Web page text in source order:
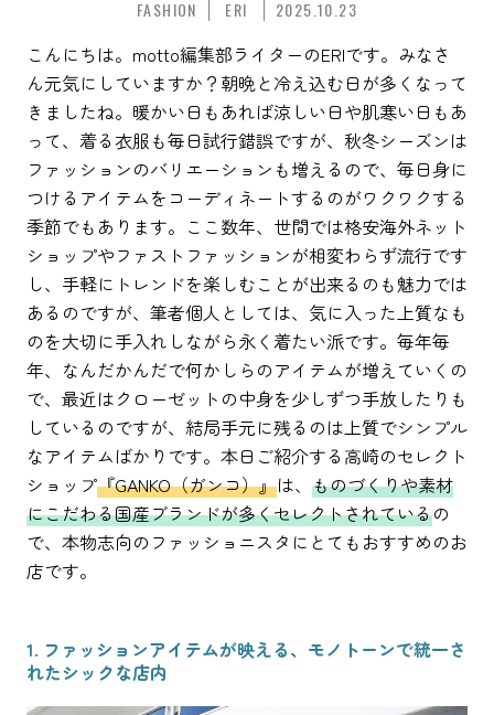
FASHION ERI 2025.10.23
こんにちは。motto編集部ライターのERIです。みなさ
ん元気にしていますか？朝晩と冷え込む日が多くなって
きましたね。暖かい日もあれば涼しい日や肌寒い日もあ
って、着る衣服も毎日試行錯誤ですが、秋冬シーズンは
ファッションのバリエーションも増えるので、毎日身に
つけるアイテムをコーディネートするのがワクワクする
季節でもあります。ここ数年、世間では格安海外ネット
ショップやファストファッションが相変わらず流行です
し、手軽にトレンドを楽しむことが出来るのも魅力では
あるのですが、筆者個人としては、気に入った上質なも
のを大切に手入れしながら永く着たい派です。毎年毎
年、なんだかんだで何かしらのアイテムが増えていくの
で、最近はクローゼットの中身を少しずつ手放したりも
しているのですが、結局手元に残るのは上質でシンプル
なアイテムばかりです。本日ご紹介する高崎のセレクト
ショップ『GANKO（ガンコ）』は、 ものづくりや素材
にこだわる国産ブランドが多くセレクトされているの
で、本物志向のファッショニスタにとてもおすすめのお
店です。
1. ファッションアイテムが映える、モノトーンで統一さ
れたシックな店内